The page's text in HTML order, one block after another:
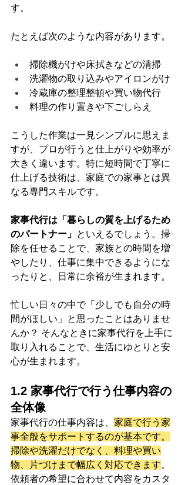
す。
たとえば次のような内容があります。
掃除機がけや床拭きなどの清掃
洗濯物の取り込みやアイロンがけ
冷蔵庫の整理整頓や買い物代行
料理の作り置きや下ごしらえ
こうした作業は一見シンプルに思えま
すが、プロが行うと仕上がりや効率が
大きく違います。特に短時間で丁寧に
仕上げる技術は、家庭での家事とは異
なる専門スキルです。
家事代行は「暮らしの質を上げるため
のパートナー」 といえるでしょう。掃
除を任せることで、家族との時間を増
やしたり、仕事に集中できるようにな
ったりと、日常に余裕が生まれます。
忙しい日々の中で「少しでも自分の時
間がほしい」と思ったことはありませ
んか？ そんなときに家事代行を上手に
取り入れることで、生活にゆとりと安
心が生まれます。
1.2 家事代行で行う仕事内容の
全体像
家事代行の仕事内容は、 家庭で行う家
事全般をサポートするのが基本です。
掃除や洗濯だけでなく、料理や買い
物、片づけまで幅広く対応できます。
依頼者の希望に合わせて内容をカスタ